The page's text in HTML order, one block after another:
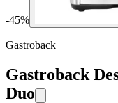
-45%
Gastroback
Gastroback
Duo